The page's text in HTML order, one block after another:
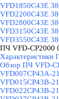
VFD1850C43E
VFD2200C43E
VFD2800C43E
VFD3150C43E
VFD3550C43E
ПЧ VFD-CP2000
Характеристики
Обзор ПЧ VFD-
VFD007CP43A-
VFD015CP43B-
VFD022CP43B-